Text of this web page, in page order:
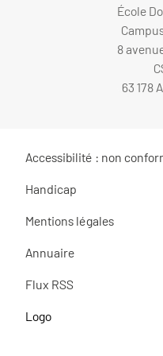
École
8
63 178
Accessibilité : non
Handicap
Mentions légales
Annuaire
Flux RSS
Logo